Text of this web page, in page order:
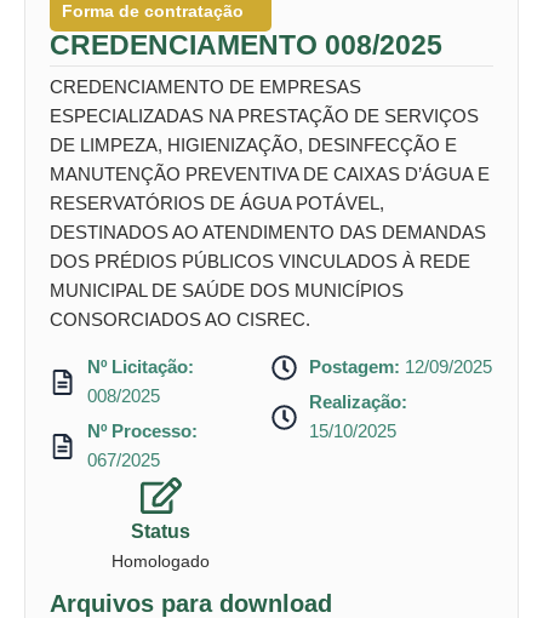
Forma de contratação
CREDENCIAMENTO 008/2025
CREDENCIAMENTO DE EMPRESAS
ESPECIALIZADAS NA PRESTAÇÃO DE SERVIÇOS
DE LIMPEZA, HIGIENIZAÇÃO, DESINFECÇÃO E
MANUTENÇÃO PREVENTIVA DE CAIXAS D’ÁGUA E
RESERVATÓRIOS DE ÁGUA POTÁVEL,
DESTINADOS AO ATENDIMENTO DAS DEMANDAS
DOS PRÉDIOS PÚBLICOS VINCULADOS À REDE
MUNICIPAL DE SAÚDE DOS MUNICÍPIOS
CONSORCIADOS AO CISREC.
Nº Licitação:
008/2025
Nº Processo:
067/2025
Postagem: 12/09/2025
Realização:
15/10/2025
Status
Homologado
Arquivos para download